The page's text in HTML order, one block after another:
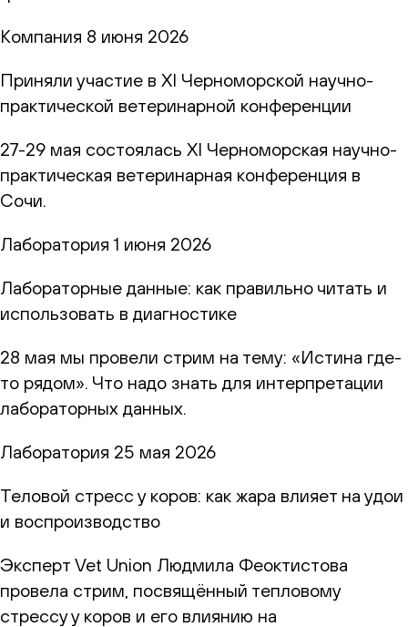
Компания 8 июня 2026
Приняли участие в XI Черноморской научно-
практической ветеринарной конференции
27-29 мая состоялась XI Черноморская научно-
практическая ветеринарная конференция в
Сочи.
Лаборатория 1 июня 2026
Лабораторные данные: как правильно читать и
использовать в диагностике
28 мая мы провели стрим на тему: «Истина где-
то рядом». Что надо знать для интерпретации
лабораторных данных.
Лаборатория 25 мая 2026
Теловой стресс у коров: как жара влияет на удои
и воспроизводство
Эксперт Vet Union Людмила Феоктистова
провела стрим, посвящённый тепловому
стрессу у коров и его влиянию на